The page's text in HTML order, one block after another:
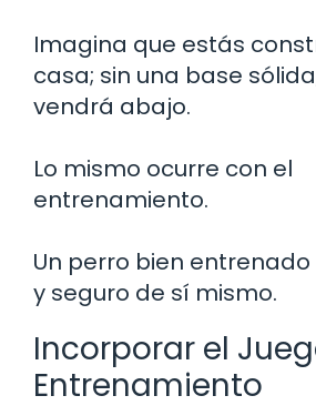
Imagina que estás
casa; sin una base
vendrá abajo.
Lo mismo ocurre con el
entrenamiento.
Un perro bien entrenado
y seguro de sí mismo.
Incorporar el
Entrenamiento